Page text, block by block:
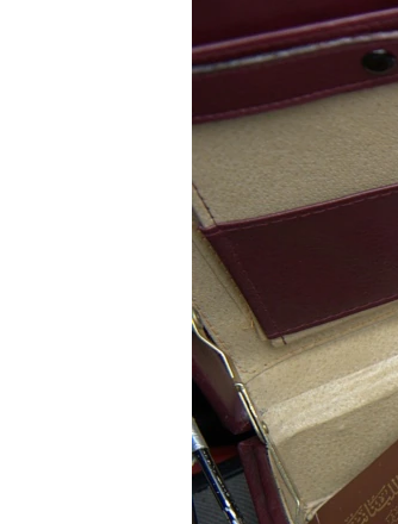
КРЫМ.НЕПОКОРЕННЫЙ
УКРАИНСКАЯ ПРОБЛЕМА КРЫМА